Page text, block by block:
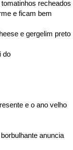
recheados
e ficam bem
e gergelim preto
do
e o ano velho
anuncia